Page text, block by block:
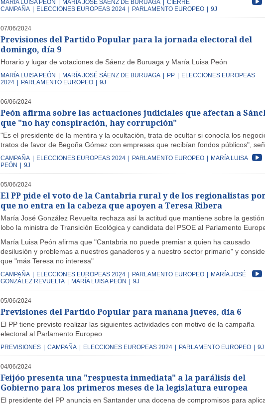
MARÍA LUISA PEÓN MARÍA JOSÉ SÁENZ DE BURUAGA
CIERRE
CAMPAÑA
ELECCIONES EUROPEAS 2024 PARLAMENTO EUROPEO 9J
07/06/2024
Previsiones del Partido Popular para la jornada electoral del
domingo, día 9
Horario y lugar de votaciones de Sáenz de Buruaga y María Luisa Peón
MARÍA LUISA PEÓN MARÍA JOSÉ SÁENZ DE BURUAGA PP
ELECCIONES EUROPEAS
2024
PARLAMENTO EUROPEO 9J
06/06/2024
Peón afirma sobre las actuaciones judiciales que afectan a
que "no hay conspiración, hay corrupción"
"Es el presidente de la mentira y la ocultación, trata de ocultar si conocía los
tratos de favor de Begoña Gómez con empresas que recibían fondos públicos",
CAMPAÑA ELECCIONES EUROPEAS 2024 PARLAMENTO EUROPEO
MARÍA LUISA
PEÓN
9J
05/06/2024
El PP pide el voto de la Cantabria rural y de los regionalistas
que no entra en la cabeza que apoyen a Teresa Ribera
María José González Revuelta rechaza así la actitud que mantiene sobre la
lobo la ministra de Transición Ecológica y candidata del PSOE al Parlamento
María Luisa Peón afirma que "Cantabria no puede premiar a quien ha causado
desilusión y problemas a nuestros ganaderos y a nuestro sector primario" y
que "más Teresa no interesa"
CAMPAÑA ELECCIONES EUROPEAS 2024 PARLAMENTO EUROPEO
MARÍA JOSÉ
GONZÁLEZ REVUELTA
MARÍA LUISA PEÓN 9J
05/06/2024
Previsiones del Partido Popular para mañana jueves, día 6
El PP tiene previsto realizar las siguientes actividades con motivo de la campaña
electoral al Parlamento Europeo
PREVISIONES CAMPAÑA ELECCIONES EUROPEAS 2024 PARLAMENTO EUROPEO 9J
04/06/2024
Feijóo presenta una "respuesta inmediata" a la parálisis del
Gobierno para los primeros meses de la legislatura europea
El presidente del PP anuncia en Santander una docena de compromisos para